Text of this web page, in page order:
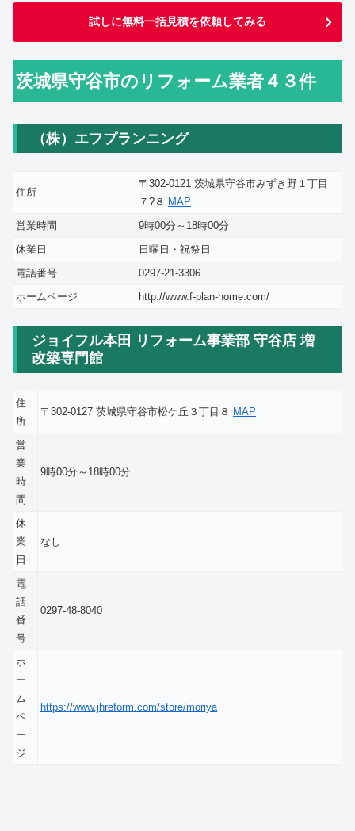
試しに無料一括見積を依頼してみる
茨城県守谷市のリフォーム業者４３件
（株）エフプランニング
住所
〒302-0121 茨城県守谷市みずき野１丁目
７?８ MAP
営業時間
9時00分～18時00分
休業日
日曜日・祝祭日
電話番号
0297-21-3306
ホームページ
http://www.f-plan-home.com/
ジョイフル本田 リフォーム事業部 守谷店 増
改築専門館
住
所
〒302-0127 茨城県守谷市松ケ丘３丁目８ MAP
営
業
時
間
9時00分～18時00分
休
業
日
なし
電
話
番
号
0297-48-8040
ホ
ー
ム
ペ
ー
ジ
https://www.jhreform.com/store/moriya